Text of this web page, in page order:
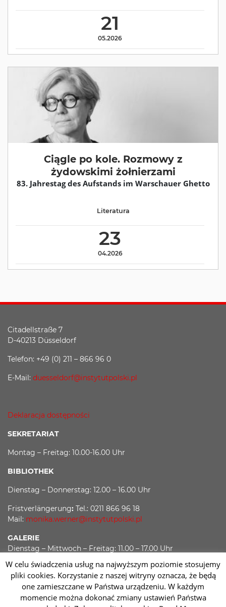
21
05.2026
Ciągle po kole. Rozmowy z
żydowskimi żołnierzami
83. Jahrestag des Aufstands im Warschauer Ghetto
23
04.2026
Literatura
Citadellstraße 7
D-40213 Düsseldorf
Telefon: +49 (0) 211 – 866 96 0
E-Mail: duesseldorf@instytutpolski.pl
Deklaracja dostępności
SEKRETARIAT
Montag – Freitag: 10.00-16.00 Uhr
BIBLIOTHEK
Dienstag – Donnerstag: 12.00 – 16.00 Uhr
Fristverlängerung: Tel.: 0211 866 96 18
Mail: monika.werner@instytutpolski.pl
GALERIE
Dienstag – Mittwoch – Freitag: 11.00 – 17.00 Uhr
Donnerstag: 11.00 – 19.00 Uhr
Facebook
Twitter
Youtube
Instagram
W celu świadczenia usług na najwyższym poziomie stosujemy
pliki cookies. Korzystanie z naszej witryny oznacza, że będą
one zamieszczane w Państwa urządzeniu. W każdym
momencie można dokonać zmiany ustawień Państwa